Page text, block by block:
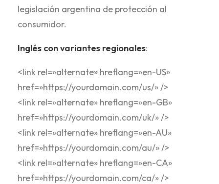
legislación argentina de protección al
consumidor.
Inglés con variantes regionales:
<link rel=»alternate» hreflang=»en-US»
href=»https://yourdomain.com/us/» />
<link rel=»alternate» hreflang=»en-GB»
href=»https://yourdomain.com/uk/» />
<link rel=»alternate» hreflang=»en-AU»
href=»https://yourdomain.com/au/» />
<link rel=»alternate» hreflang=»en-CA»
href=»https://yourdomain.com/ca/» />